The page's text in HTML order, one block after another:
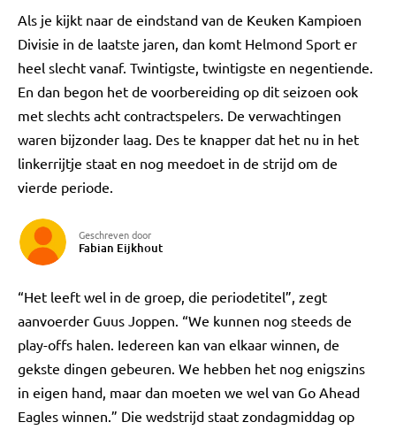
Als je kijkt naar de eindstand van de Keuken Kampioen
Divisie in de laatste jaren, dan komt Helmond Sport er
heel slecht vanaf. Twintigste, twintigste en negentiende.
En dan begon het de voorbereiding op dit seizoen ook
met slechts acht contractspelers. De verwachtingen
waren bijzonder laag. Des te knapper dat het nu in het
linkerrijtje staat en nog meedoet in de strijd om de
vierde periode.
Geschreven door
Fabian Eijkhout
“Het leeft wel in de groep, die periodetitel”, zegt
aanvoerder Guus Joppen. “We kunnen nog steeds de
play-offs halen. Iedereen kan van elkaar winnen, de
gekste dingen gebeuren. We hebben het nog enigszins
in eigen hand, maar dan moeten we wel van Go Ahead
Eagles winnen.” Die wedstrijd staat zondagmiddag op